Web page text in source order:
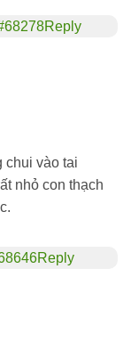
Reply
chui vào tai
nhỏ con thạch
Reply